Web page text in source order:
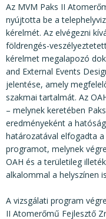
Az MVM Paks II
nyújtotta be a
kérelmét. Az elvégezni
földrengés-
kérelmet megalapozó
and External Events
jelentése, amely
szakmai tartalmát. Az
– melynek keretében
eredményeként a
határozatával elfogadta
programot, melynek
OAH és a területileg
alkalommal a helyszínen
A vizsgálati program
II Atomerőmű Fejlesztő